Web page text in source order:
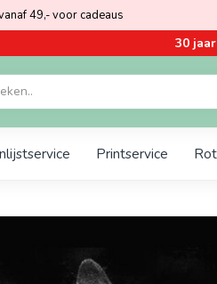
49,- voor cadeaus
30
Printservice